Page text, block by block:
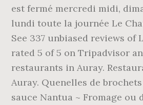
est fermé mercredi midi,
lundi toute la journée Le
See 337 unbiased reviews of
rated 5 of 5 on Tripadvisor
restaurants in Auray.
Auray. Quenelles de
sauce Nantua ~ Fromage ou